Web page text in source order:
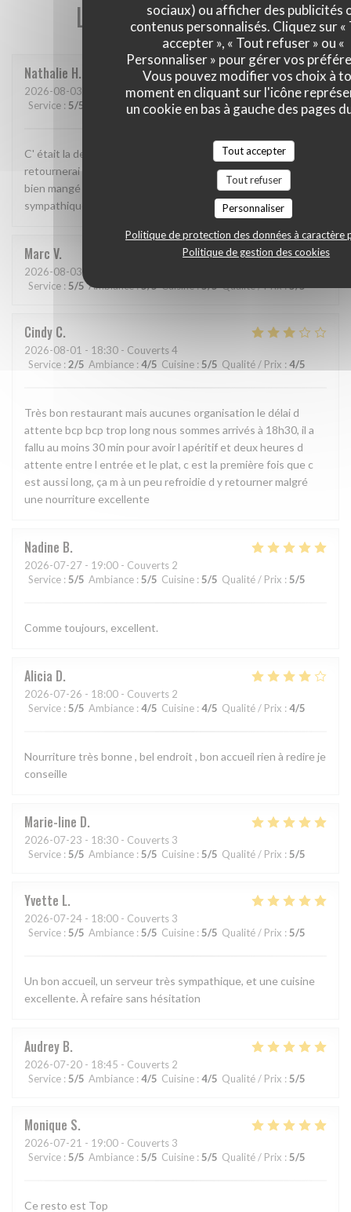
sociaux) ou afficher des publicités
contenus personnalisés. Cliquez sur «
accepter », « Tout refuser » ou «
Personnaliser » pour gérer vos
Vous pouvez modifier vos choix à
moment en cliquant sur l'icône
un cookie en bas à gauche des pages
Tout accepter
Tout refuser
Personnaliser
Politique de protection des données à caractère
Politique de gestion des cookies
Les avis de nos clients
Nathalie H
2026-08-03 - 19:15 - Couverts 2
Service : 5/5 Ambiance: 5/5 Cuisine: 5/5 Qualité / Prix:5/5
C' était la deuxième fois que nous y allions manger et j' y
retournerai sans hésitation. Cadre magnifique, j' y ai super
bien mangé et le patron( je suppose que c était lui) très
sympathique.
Marc V
2026-08-03- 19:30 - Couverts 2
Service : 5/5 Ambiance:5/5 Cuisine:5/5 Qualité / Prix:5/5
Cindy C
2026-08-01 - 18:30 - Couverts 4
Service : 2/5 Ambiance : 4/5 Cuisine : 5/5 Qualité / Prix : 4/5
Très bon restaurant mais aucunes organisation le délai d
attente bcp bcp trop long nous sommes arrivés à 18h30, il a
fallu au moins 30 min pour avoir l apéritif et deux heures d
attente entre l entrée et le plat, c est la première fois que c
est aussi long, ça m à un peu refroidie d y retourner malgré
une nourriture excellente
Nadine B
2026-07-27 - 19:00 - Couverts 2
Service : 5/5 Ambiance : 5/5 Cuisine : 5/5 Qualité / Prix : 5/5
Comme toujours, excellent.
Alicia D
2026-07-26 - 18:00 - Couverts 2
Service : 5/5 Ambiance : 4/5 Cuisine : 4/5 Qualité / Prix : 4/5
Nourriture très bonne , bel endroit , bon accueil rien à redire je
conseille
Marie-line D
2026-07-23 - 18:30 - Couverts 3
Service : 5/5 Ambiance : 5/5 Cuisine : 5/5 Qualité / Prix : 5/5
Yvette L
2026-07-24 - 18:00 - Couverts 3
Service : 5/5 Ambiance : 5/5 Cuisine : 5/5 Qualité / Prix : 5/5
Un bon accueil, un serveur très sympathique, et une cuisine
excellente. À refaire sans hésitation
Audrey B
2026-07-20 - 18:45 - Couverts 2
Service : 5/5 Ambiance : 4/5 Cuisine : 4/5 Qualité / Prix : 5/5
Monique S
2026-07-21 - 19:00 - Couverts 3
Service : 5/5 Ambiance : 5/5 Cuisine : 5/5 Qualité / Prix : 5/5
Ce resto est Top